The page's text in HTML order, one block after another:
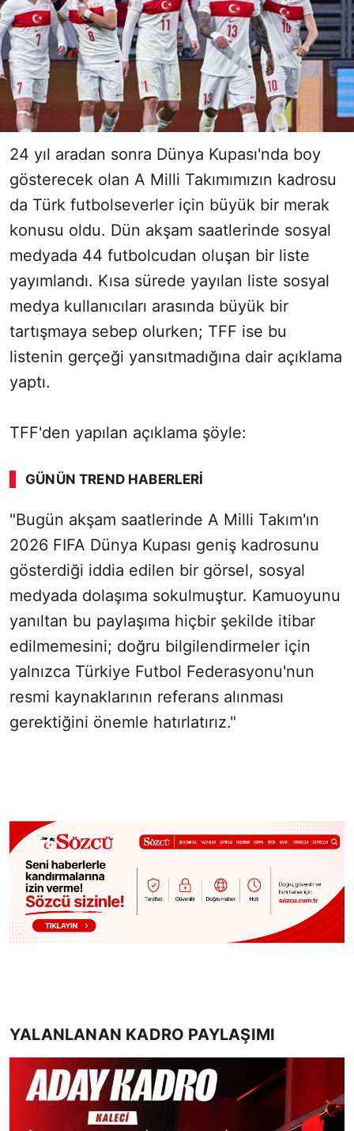
24 yıl aradan sonra Dünya Kupası'nda boy
gösterecek olan A Milli Takımımızın kadrosu
da Türk futbolseverler için büyük bir merak
konusu oldu. Dün akşam saatlerinde sosyal
medyada 44 futbolcudan oluşan bir liste
yayımlandı. Kısa sürede yayılan liste sosyal
medya kullanıcıları arasında büyük bir
tartışmaya sebep olurken; TFF ise bu
listenin gerçeği yansıtmadığına dair açıklama
yaptı.
TFF'den yapılan açıklama şöyle:
GÜNÜN TREND HABERLERI
"Bugün akşam saatlerinde A Milli Takım'ın
2026 FIFA Dünya Kupası geniş kadrosunu
gösterdiği iddia edilen bir görsel, sosyal
medyada dolaşıma sokulmuştur. Kamuoyunu
yanıltan bu paylaşıma hiçbir şekilde itibar
edilmemesini; doğru bilgilendirmeler için
yalnızca Türkiye Futbol Federasyonu'nun
resmi kaynaklarının referans alınması
gerektiğini önemle hatırlatırız."
YALANLANAN KADRO PAYLAŞIMI